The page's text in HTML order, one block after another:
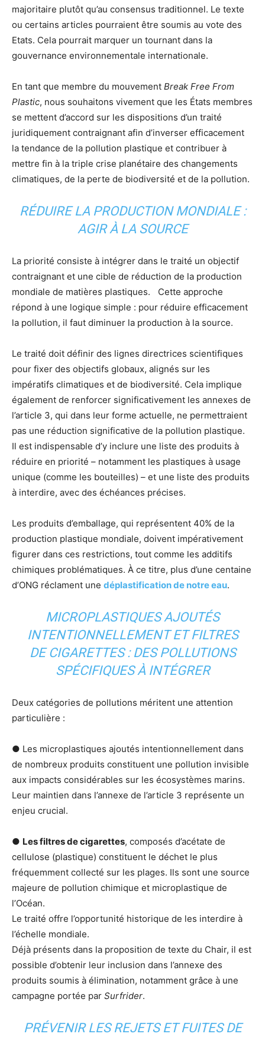
majoritaire plutôt qu’au consensus traditionnel. Le texte
ou certains articles pourraient être soumis au vote des
Etats. Cela pourrait marquer un tournant dans la
gouvernance environnementale internationale.
En tant que membre du mouvement Break Free From
Plastic, nous souhaitons vivement que les États membres
se mettent d’accord sur les dispositions d’un traité
juridiquement contraignant afin d’inverser efficacement
la tendance de la pollution plastique et contribuer à
mettre fin à la triple crise planétaire des changements
climatiques, de la perte de biodiversité et de la pollution.
RÉDUIRE LA PRODUCTION MONDIALE :
AGIR À LA SOURCE
La priorité consiste à intégrer dans le traité un objectif
contraignant et une cible de réduction de la production
mondiale de matières plastiques. Cette approche
répond à une logique simple : pour réduire efficacement
la pollution, il faut diminuer la production à la source.
Le traité doit définir des lignes directrices scientifiques
pour fixer des objectifs globaux, alignés sur les
impératifs climatiques et de biodiversité. Cela implique
également de renforcer significativement les annexes de
l’article 3, qui dans leur forme actuelle, ne permettraient
pas une réduction significative de la pollution plastique.
Il est indispensable d’y inclure une liste des produits à
réduire en priorité – notamment les plastiques à usage
unique (comme les bouteilles) – et une liste des produits
à interdire, avec des échéances précises.
Les produits d’emballage, qui représentent 40% de la
production plastique mondiale, doivent impérativement
figurer dans ces restrictions, tout comme les additifs
chimiques problématiques. À ce titre, plus d’une centaine
d’ONG réclament une déplastification de notre eau.
MICROPLASTIQUES AJOUTÉS
INTENTIONNELLEMENT ET FILTRES
DE CIGARETTES : DES POLLUTIONS
SPÉCIFIQUES À INTÉGRER
Deux catégories de pollutions méritent une attention
particulière :
● Les microplastiques ajoutés intentionnellement dans
de nombreux produits constituent une pollution invisible
aux impacts considérables sur les écosystèmes marins.
Leur maintien dans l’annexe de l’article 3 représente un
enjeu crucial.
● Les filtres de cigarettes, composés d’acétate de
cellulose (plastique) constituent le déchet le plus
fréquemment collecté sur les plages. Ils sont une source
majeure de pollution chimique et microplastique de
l’Océan.
Le traité offre l’opportunité historique de les interdire à
l’échelle mondiale.
Déjà présents dans la proposition de texte du Chair, il est
possible d’obtenir leur inclusion dans l’annexe des
produits soumis à élimination, notamment grâce à une
campagne portée par Surfrider.
PRÉVENIR LES REJETS ET FUITES DE